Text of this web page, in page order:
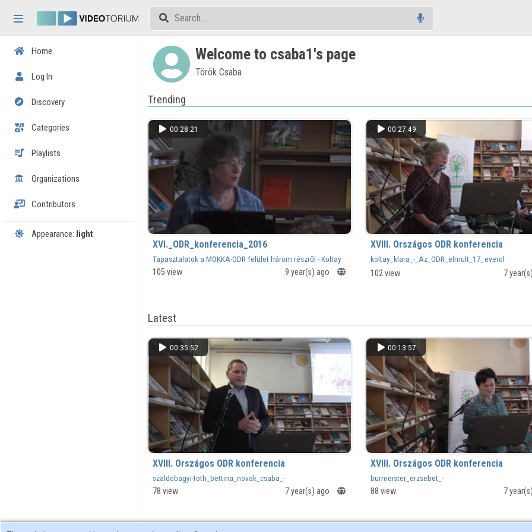
Home
Log In
Discovery
Categories
Playlists
Organizations
Contributors
Appearance: light
Welcome to csaba1's page
Török Csaba
Trending
00:28:21
XVI._ODR_konferencia_2016
Tapasztalatok a MOKKA-ODR felület három részről - Koltay
Klára
105 view 9 year(s) ago
00:27:49
XVIII. Országos ODR konferencia
koltay_klara_-_Az_ODR_elmult_17_everol
102 view 7
Latest
00:35:52
XVIII. Országos ODR konferencia
szaldobagyi-toth_bettina_novak_csaba_-
_konzultacio_a_MOKKA-
78 view 7 year(s) ago
00:13:57
XVIII. Országos ODR konferencia
burmeister_erzsebet_-
88 view 7